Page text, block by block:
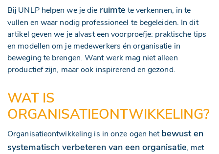
Bij UNLP helpen we je die ruimte te verkennen, in te
vullen en waar nodig professioneel te begeleiden. In dit
artikel geven we je alvast een voorproefje: praktische tips
en modellen om je medewerkers én organisatie in
beweging te brengen. Want werk mag niet alleen
productief zijn, maar ook inspirerend en gezond.
WAT IS
ORGANISATIEONTWIKKELING?
Organisatieontwikkeling is in onze ogen hetbewust en
systematisch verbeteren van een organisatie, met